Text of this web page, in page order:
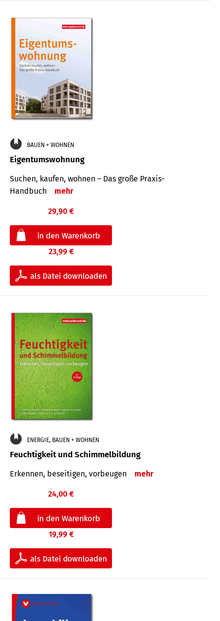
BAUEN + WOHNEN
Eigentumswohnung
Suchen, kaufen, wohnen – Das große Praxis-
Handbuch
mehr
29,90 €
23,99 €
ENERGIE, BAUEN + WOHNEN
Feuchtigkeit und Schimmelbildung
Erkennen, beseitigen, vorbeugen mehr
24,00 €
19,99 €